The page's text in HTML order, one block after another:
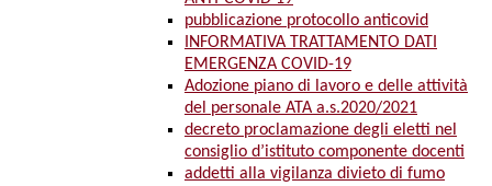
pubblicazione protocollo anticovid
INFORMATIVA TRATTAMENTO DATI
EMERGENZA COVID-19
Adozione piano di lavoro e delle attività
del personale ATA a.s.2020/2021
decreto proclamazione degli eletti nel
consiglio d’istituto componente docenti
addetti alla vigilanza divieto di fumo